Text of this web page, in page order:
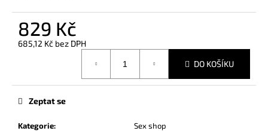
829 Kč
685,12 Kč bez DPH
DO KOŠÍKU
Kategorie:
Sex shop
Zeptat se
o
u
j
m
e